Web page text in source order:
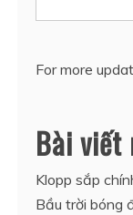
For more
Bài viết
Klopp sắp
Bầu trời bóng